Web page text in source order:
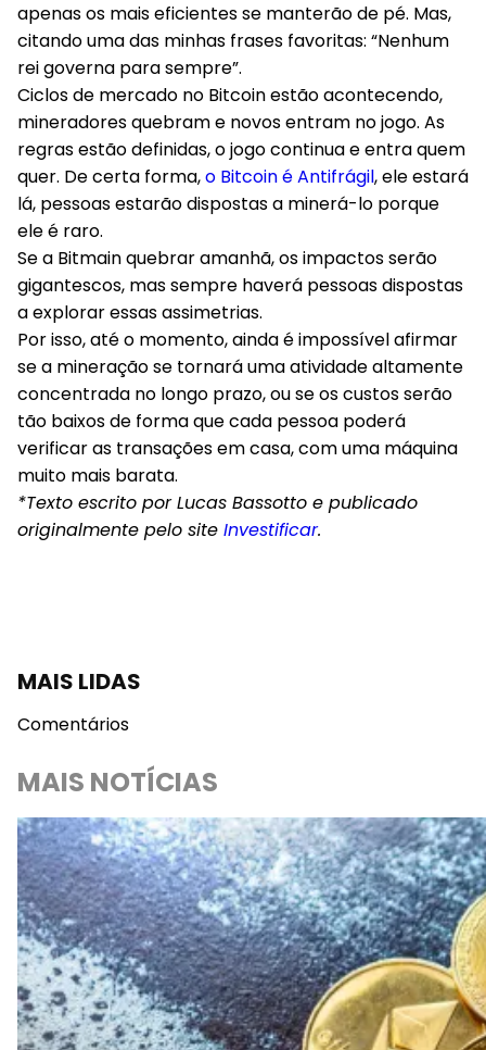
apenas os mais eficientes se manterão de pé. Mas,
citando uma das minhas frases favoritas: “Nenhum
rei governa para sempre”.
Ciclos de mercado no Bitcoin estão acontecendo,
mineradores quebram e novos entram no jogo. As
regras estão definidas, o jogo continua e entra quem
quer. De certa forma,o Bitcoin é Antifrágil, ele estará
lá, pessoas estarão dispostas a minerá-lo porque
ele é raro.
Se a Bitmain quebrar amanhã, os impactos serão
gigantescos, mas sempre haverá pessoas dispostas
a explorar essas assimetrias.
Por isso, até o momento, ainda é impossível afirmar
se a mineração se tornará uma atividade altamente
concentrada no longo prazo, ou se os custos serão
tão baixos de forma que cada pessoa poderá
verificar as transações em casa, com uma máquina
muito mais barata.
*Texto escrito por Lucas Bassotto e publicado
originalmente pelo site Investificar.
MAIS LIDAS
Comentários
MAIS NOTÍCIAS